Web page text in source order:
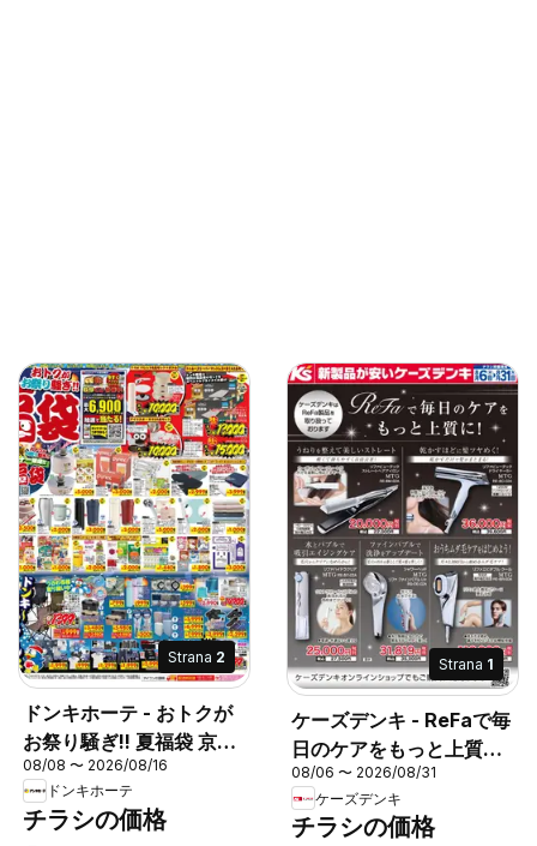
Strana 2
ドンキホーテ - おトクが
お祭り騒ぎ!! 夏福袋 京葉
版
08/08 〜 2026/08/16
ドンキホーテ
チラシの価格
Strana 1
ケーズデンキ - ReFaで毎
日のケアをもっと上質
に！
08/06 〜 2026/08/31
ケーズデンキ
チラシの価格